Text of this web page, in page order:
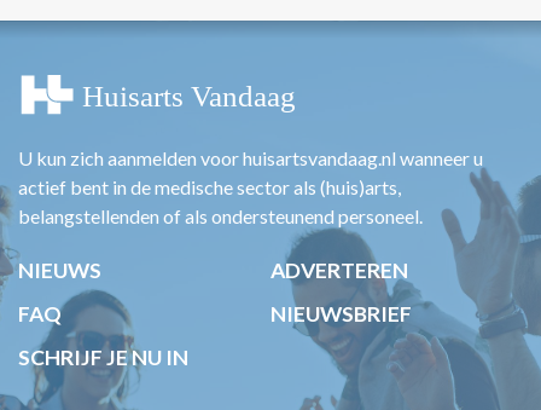
U kun zich aanmelden voor huisartsvandaag.nl wanneer u
actief bent in de medische sector als (huis)arts,
belangstellenden of als ondersteunend personeel.
NIEUWS
ADVERTEREN
FAQ
NIEUWSBRIEF
SCHRIJF JE NU IN